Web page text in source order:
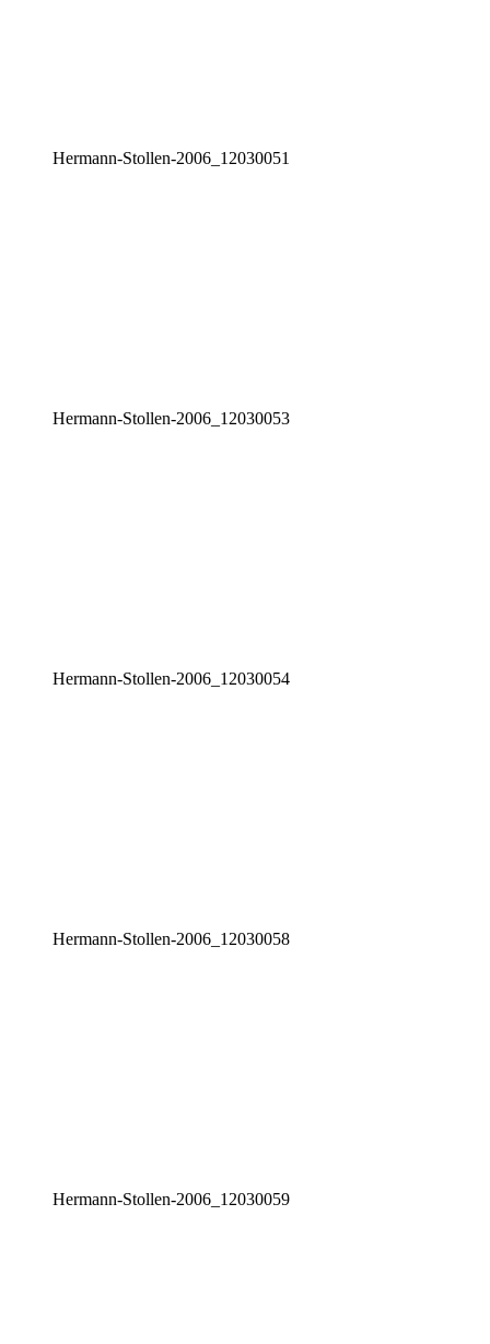
Her­mann-Stol­len-2006_12030051
Her­mann-Stol­len-2006_12030053
Her­mann-Stol­len-2006_12030054
Her­mann-Stol­len-2006_12030058
Her­mann-Stol­len-2006_12030059